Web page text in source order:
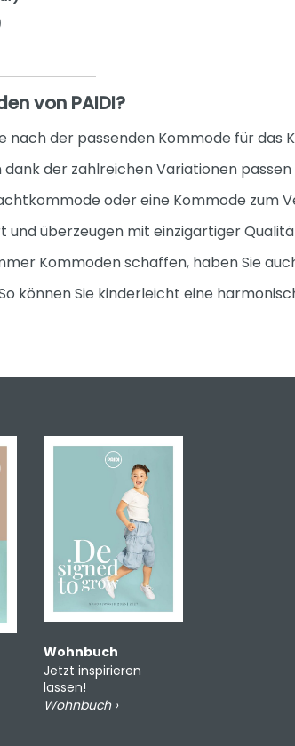
von PAIDI?
nach der passenden Kommode für
dank der zahlreichen Variationen
oder eine Kommode zum
und überzeugen mit einzigartiger
Kommoden schaffen, haben Sie
können Sie kinderleicht eine
Wohnbuch
Jetzt inspirieren
lassen!
Wohnbuch ›